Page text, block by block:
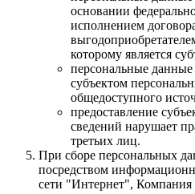
основании
исполнением
которому является
персональные
субъектом
общедоступного
предоставление
сведений нарушает
третьих лиц.
При сборе персональных
посредством
сети "Интернет", Компания